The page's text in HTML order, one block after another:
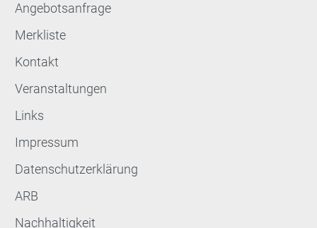
Angebotsanfrage
Merkliste
Kontakt
Veranstaltungen
Links
Impressum
Datenschutzerklärung
ARB
Nachhaltigkeit